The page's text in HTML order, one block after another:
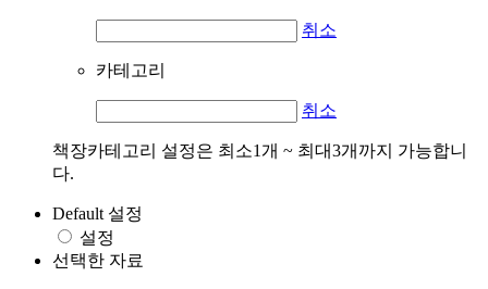
취소
카테고리
취소
책장카테고리 설정은 최소1개 ~ 최대3개까지 가능합니
다.
Default 설정
설정
선택한 자료